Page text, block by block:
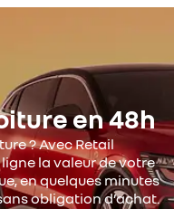
en 48h
? Avec Retail
la valeur de votre
en quelques minutes
obligation d’achat.